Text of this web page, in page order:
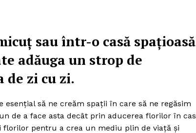
sau într-o casă
adăuga un strop de
de zi cu zi.
să ne creăm spații în care să ne regăsim
de a face asta decât prin aducerea florilor în
pentru a crea un mediu plin de viață și